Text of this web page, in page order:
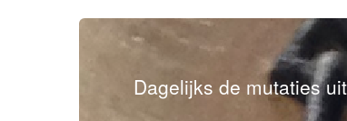
Dagelijks de mutaties